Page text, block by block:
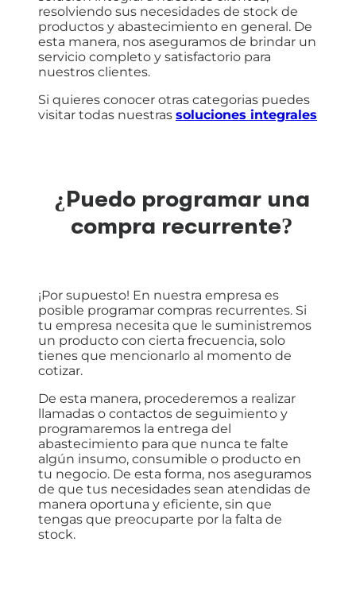
resolviendo sus necesidades de stock de
productos y abastecimiento en general. De
esta manera, nos aseguramos de brindar un
servicio completo y satisfactorio para
nuestros clientes.
Si quieres conocer otras categorias puedes
visitar todas nuestras soluciones integrales
¿Puedo programar una
compra recurrente?
¡Por supuesto! En nuestra empresa es
posible programar compras recurrentes. Si
tu empresa necesita que le suministremos
un producto con cierta frecuencia, solo
tienes que mencionarlo al momento de
cotizar.
De esta manera, procederemos a realizar
llamadas o contactos de seguimiento y
programaremos la entrega del
abastecimiento para que nunca te falte
algún insumo, consumible o producto en
tu negocio. De esta forma, nos aseguramos
de que tus necesidades sean atendidas de
manera oportuna y eficiente, sin que
tengas que preocuparte por la falta de
stock.